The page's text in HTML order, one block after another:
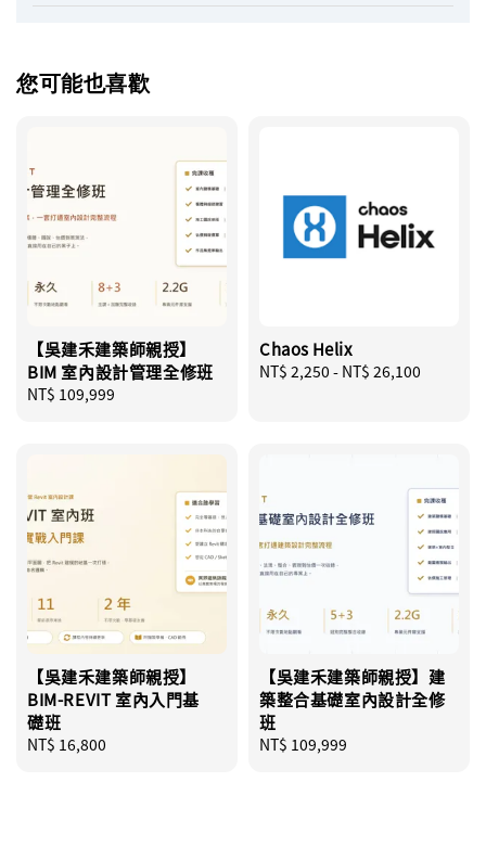
您可能也喜歡
【吳建禾建築師親授】
BIM 室內設計管理全修班
Regular
NT$ 109,999
Chaos Helix
Regular
NT$ 2,250 - NT$ 26,100
【吳建禾建築師親授】
BIM-REVIT 室內入門基
礎班
Regular
NT$ 16,800
【吳建禾建築師親授】建
築整合基礎室內設計全修
班
Regular
NT$ 109,999